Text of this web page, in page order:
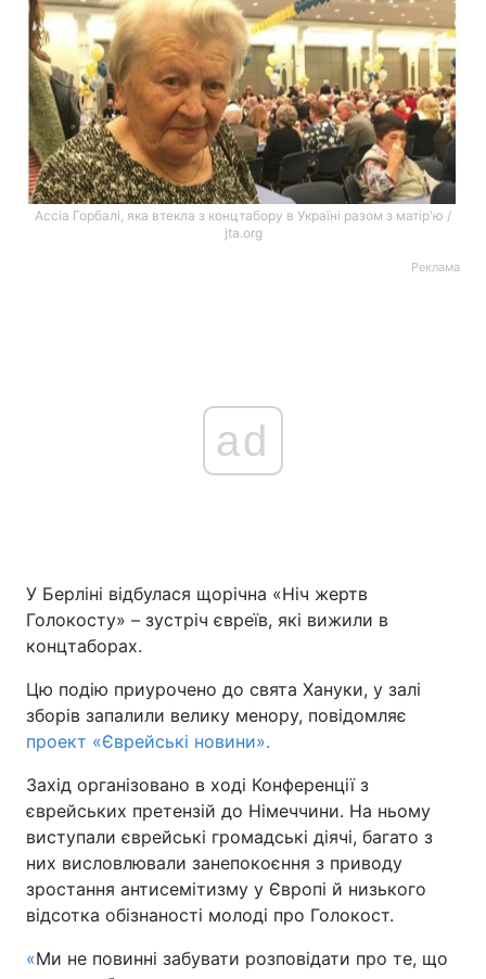
Ассіа Горбалі, яка втекла з концтабору в Україні разом з матір'ю /
jta.org
Реклама
ad
У Берліні відбулася щорічна «Ніч жертв
Голокосту» – зустріч євреїв, які вижили в
концтаборах.
Цю подію приурочено до свята Хануки, у залі
зборів запалили велику менору, повідомляє
проект «Єврейські новини».
Захід організовано в ході Конференції з
єврейських претензій до Німеччини. На ньому
виступали єврейські громадські діячі, багато з
них висловлювали занепокоєння з приводу
зростання антисемітизму у Європі й низького
відсотка обізнаності молоді про Голокост.
«Ми не повинні забувати розповідати про те, що